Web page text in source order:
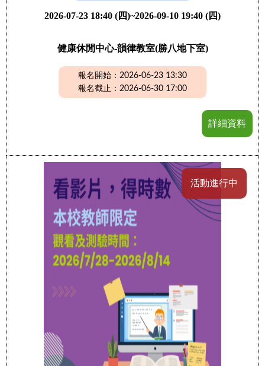
2026-07-23 18:40 (四)~2026-09-10 19:40 (四)
健康休閒中心-韻律教室(勝八地下室)
報名開始：2026-06-23 13:30
報名截止：2026-06-30 17:00
詳細資料
活動進行中